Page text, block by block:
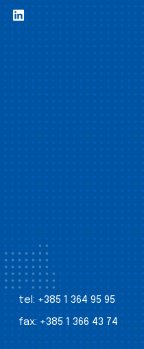
tel: +385 1 364 95 95
fax: +385 1 366 43 74